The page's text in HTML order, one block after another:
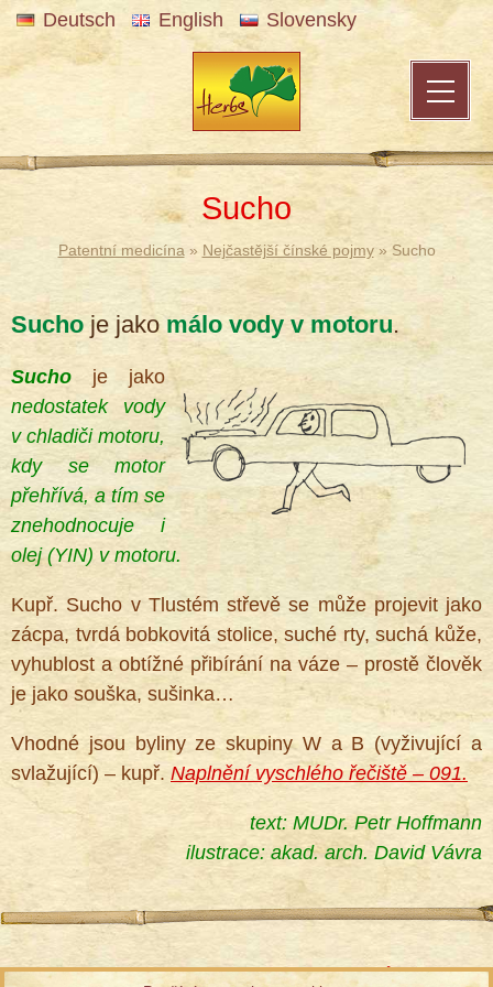
Deutsch English Slovensky
Sucho
Patentní medicína » Nejčastější čínské pojmy» Sucho
Sucho je jako málo vody v motoru.
Sucho je jako
nedostatek vody
v chladiči motoru,
kdy se motor
přehřívá, a tím se
znehodnocuje i
olej (YIN) v motoru.
Kupř. Sucho v Tlustém střevě se může projevit jako
zácpa, tvrdá bobkovitá stolice, suché rty, suchá kůže,
vyhublost a obtížné přibírání na váze – prostě člověk
je jako souška, sušinka…
Vhodné jsou byliny ze skupiny W a B (vyživující a
svlažující) – kupř. Naplnění vyschlého řečiště – 091.
text: MUDr. Petr Hoffmann
ilustrace: akad. arch. David Vávra
Informace ke zpracování osobních údajů
®